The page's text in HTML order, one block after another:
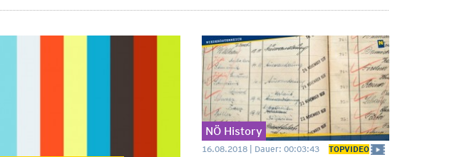
NÖ History
16.08.2018 | Dauer: 00:03:43 TOPVIDEO